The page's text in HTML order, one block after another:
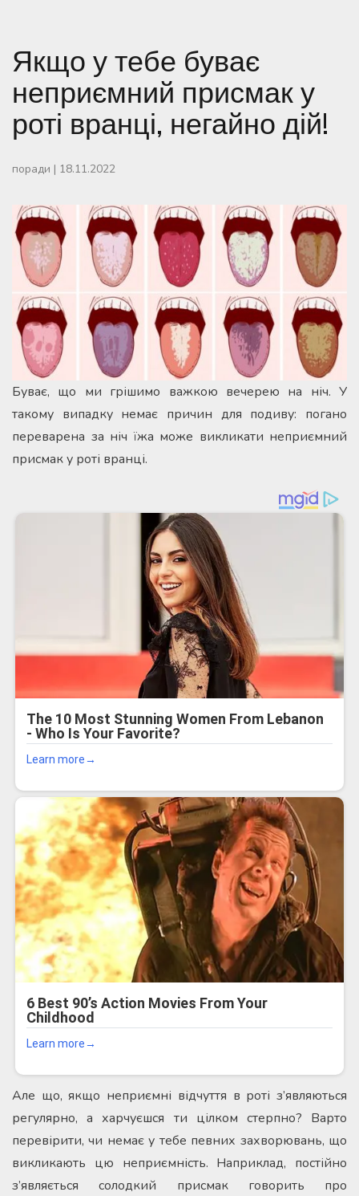
Якщо у тебе буває
неприємний присмак у
роті вранці, негайно дій!
поради | 18.11.2022
Буває, що ми грішимо важкою вечерею на ніч. У
такому випадку немає причин для подиву: погано
переварена за ніч їжа може викликати неприємний
присмак у роті вранці.
Але що, якщо неприємні відчуття в роті з’являються
регулярно, а харчуєшся ти цілком стерпно? Варто
перевірити, чи немає у тебе певних захворювань, що
викликають цю неприємність. Наприклад, постійно
з’являється солодкий присмак говорить про